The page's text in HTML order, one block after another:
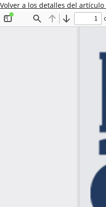
Volver a los detalles del artículo